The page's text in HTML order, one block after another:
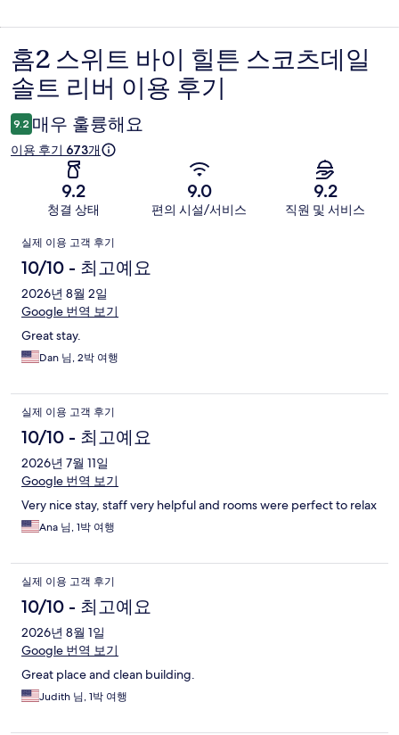
이
용
후
기
홈2 스위트 바이 힐튼 스코츠데일
솔트 리버 이용 후기
9.2 매우 훌륭해요
이용 후기 673개
9.2
청결 상태
9.0
편의 시설/서비스
9.2
직원 및 서비스
이
용
후
기
실제 이용 고객 후기
10/10 - 최고예요
2026년 8월 2일
Google 번역 보기
Great stay.
Dan 님, 2박 여행
실제 이용 고객 후기
10/10 - 최고예요
2026년 7월 11일
Google 번역 보기
Very nice stay, staff very helpful and rooms were perfect to relax
Ana 님, 1박 여행
실제 이용 고객 후기
10/10 - 최고예요
2026년 8월 1일
Google 번역 보기
Great place and clean building.
Judith 님, 1박 여행